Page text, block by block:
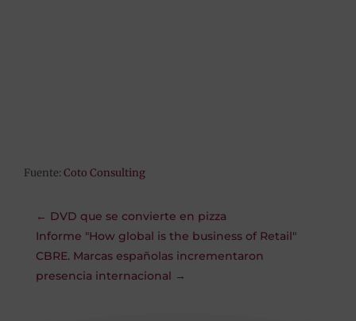
Fuente: Coto Consulting
← DVD que se convierte en pizza
Informe "How global is the business of Retail"
CBRE. Marcas españolas incrementaron
presencia internacional →